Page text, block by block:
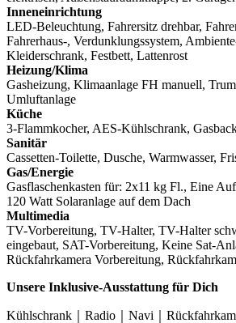
Inneneinrichtung
LED-Beleuchtung, Fahrersitz drehbar,
Fahrerhaus-, Verdunklungssystem,
Kleiderschrank, Festbett, Lattenrost
Heizung/Klima
Gasheizung, Klimaanlage FH manuell,
Umluftanlage
Küche
3-Flammkocher, AES-Kühlschrank,
Sanitär
Cassetten-Toilette, Dusche, Warmwasser,
Gas/Energie
Gasflaschenkasten für: 2x11 kg Fl., Eine
120 Watt Solaranlage auf dem Dach
Multimedia
TV-Vorbereitung, TV-Halter, TV-Halter
eingebaut, SAT-Vorbereitung, Keine Sat-
Rückfahrkamera Vorbereitung,
Unsere Inklusive-Ausstattung für Dich
Kühlschrank｜Radio｜Navi｜